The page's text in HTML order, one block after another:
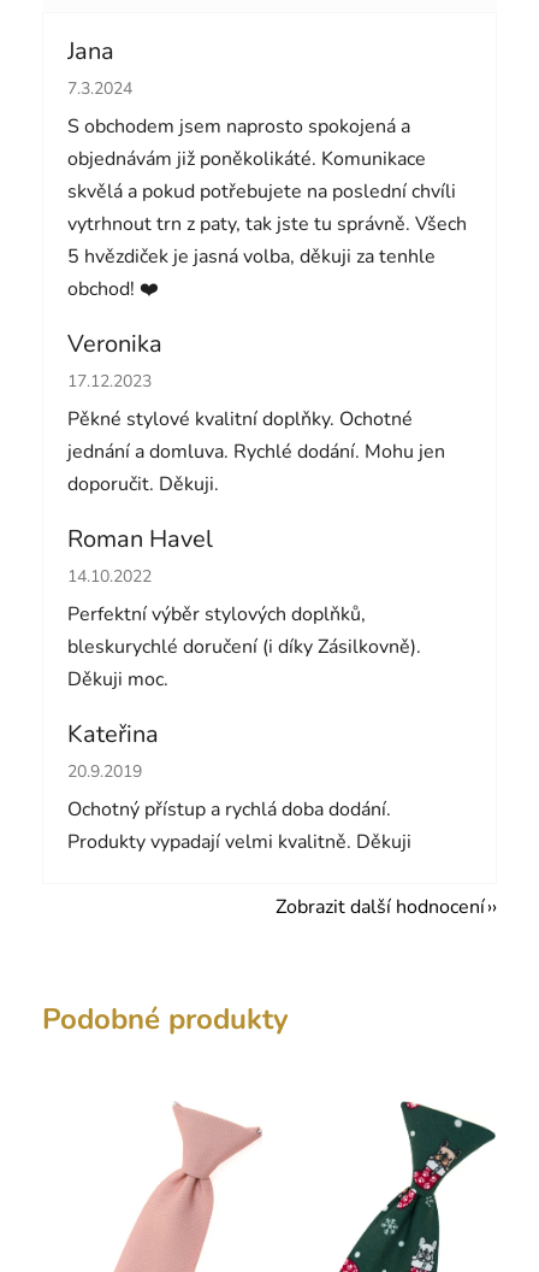
Jana
Hodnocení obchodu je 5 z 5 hvězdiček.
7.3.2024
S obchodem jsem naprosto spokojená a
objednávám již poněkolikáté. Komunikace
skvělá a pokud potřebujete na poslední chvíli
vytrhnout trn z paty, tak jste tu správně. Všech
5 hvězdiček je jasná volba, děkuji za tenhle
obchod! ❤️
Veronika
Hodnocení obchodu je 5 z 5 hvězdiček.
17.12.2023
Pěkné stylové kvalitní doplňky. Ochotné
jednání a domluva. Rychlé dodání. Mohu jen
doporučit. Děkuji.
Roman Havel
Hodnocení obchodu je 5 z 5 hvězdiček.
14.10.2022
Perfektní výběr stylových doplňků,
bleskurychlé doručení (i díky Zásilkovně).
Děkuji moc.
Kateřina
Hodnocení obchodu je 5 z 5 hvězdiček.
20.9.2019
Ochotný přístup a rychlá doba dodání.
Produkty vypadají velmi kvalitně. Děkuji
Zobrazit další hodnocení
Podobné produkty